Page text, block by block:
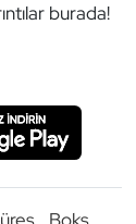
burada!